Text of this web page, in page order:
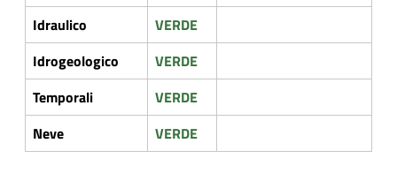
Idraulico
VERDE
Idrogeologico
VERDE
Temporali
VERDE
Neve
VERDE